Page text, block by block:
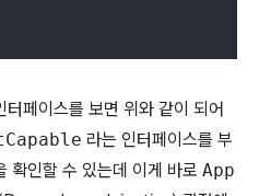
터페이스를 보면 위와 같이 되어
라는 인터페이스를 부
확인할 수 있는데 이게 바로 App